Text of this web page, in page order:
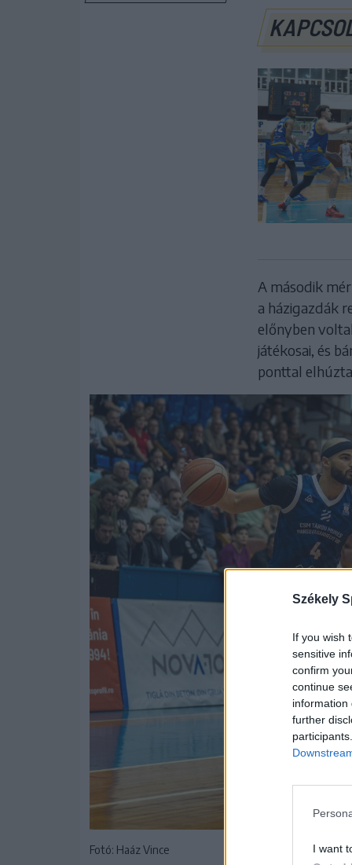
Székely
If you wish
sensitive
confirm
continue
information
further
I want
A második
a házigazdák
előnyben
játékosai, és
ponttal
Fotó: Haáz Vince